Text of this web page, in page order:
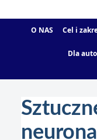
O NAS Cel i
Dla